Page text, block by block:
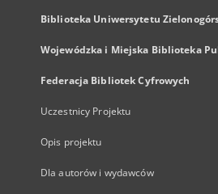
Biblioteka Uniwersytetu
Wojewódzka i Miejska Biblioteka
Federacja Bibliotek Cyfrowych
Uczestnicy Projektu
Opis projektu
Dla autorów i wydawców